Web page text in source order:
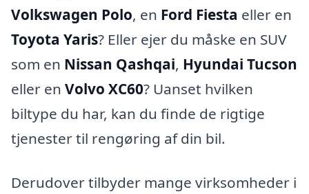
Volkswagen Polo, en Ford Fiesta eller en
Toyota Yaris? Eller ejer du måske en SUV
som en Nissan Qashqai, Hyundai Tucson
eller en Volvo XC60? Uanset hvilken
biltype du har, kan du finde de rigtige
tjenester til rengøring af din bil.
Derudover tilbyder mange virksomheder i